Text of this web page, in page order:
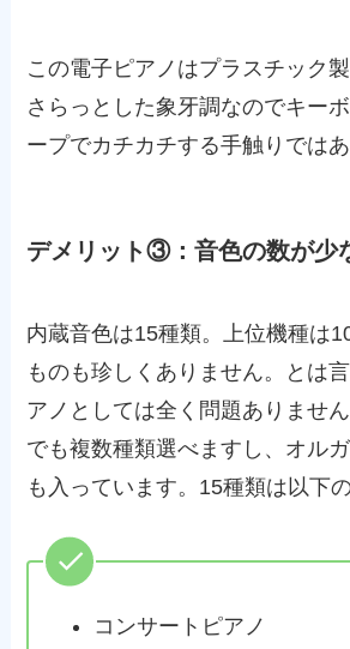
この電子ピアノはプラスチック
さらっとした象牙調なのでキー
ープでカチカチする手触りではあ
デメリット③：音色の数が少
内蔵音色は15種類。上位機種は
ものも珍しくありません。とは
アノとしては全く問題ありませ
でも複数種類選べますし、オル
も入っています。15種類は以下の
コンサートピアノ